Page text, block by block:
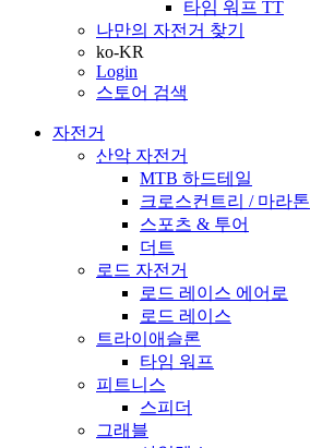
타임 워프 TT
나만의 자전거 찾기
ko-KR
Login
스토어 검색
자전거
산악 자전거
MTB 하드테일
크로스컨트리 / 마라톤
스포츠 & 투어
더트
로드 자전거
로드 레이스 에어로
로드 레이스
트라이애슬론
타임 워프
피트니스
스피더
그래블